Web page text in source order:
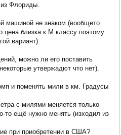
Флориды.
машиной не знаком (вообщето
близка к M классу поэтому
вариант).
можно ли его поставить
утвержадют что нет).
и поменять мили в км. Градусы
с милями меняется только
то ещё нужно менять (изходил из
при приобретении в США?